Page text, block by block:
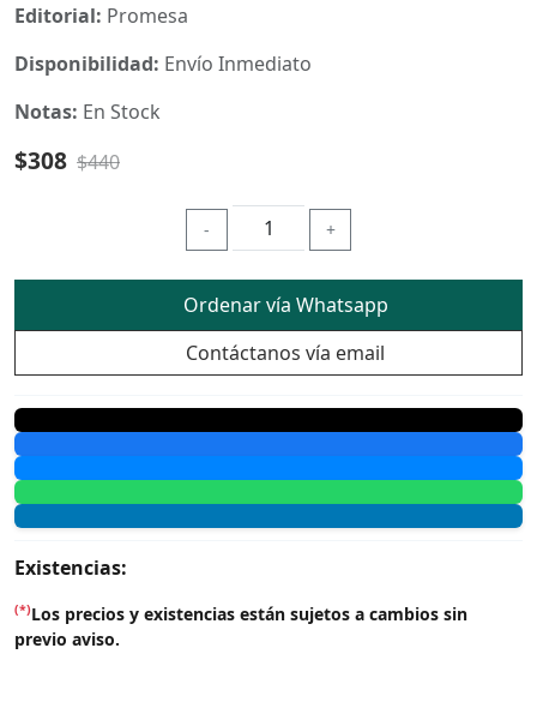
Editorial: Promesa
Disponibilidad: Envío Inmediato
Notas: En Stock
$308 $440
- +
Ordenar vía Whatsapp
Contáctanos vía email
Existencias:
(*)Los precios y existencias están sujetos a cambios sin
previo aviso.